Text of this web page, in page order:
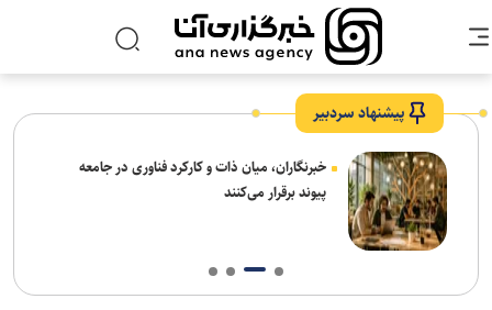
پیشنهاد سردبیر
خبرنگاران، میان ذات و کارکرد فناوری در جامعه
پیوند برقرار می‌کنند